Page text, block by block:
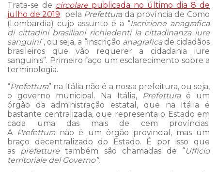
Trata-se de circolare publicada no último dia 8 de
julho de 2019 pela Prefetturada província de Como
(Lombardia) cujo assunto é a “Iscrizione anagrafica
di cittadini brasiliani richiedenti la cittadinanza iure
sanguini“, ou seja, a “inscrição anagrafica de cidadãos
brasileiros que vão requerer a cidadania iure
sanguinis”. Primeiro faço um esclarecimento sobre a
terminologia.
“Prefettura” na Itália não é a nossa prefeitura, ou seja,
o governo municipal. Na Itália,
Prefettura é um
órgão da administração estatal, que na Itália é
bastante centralizada, que representa o Estado em
cada uma das mais de cem províncias.
A Prefettura não é um órgão provincial, mas um
braço decentralizado do Estado. É por isso que
as prefetturetambém são chamadas de “Ufficio
territoriale del Governo”.